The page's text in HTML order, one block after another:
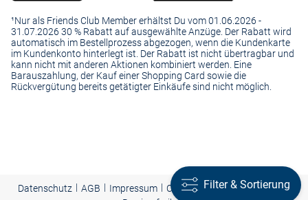
¹Nur als Friends Club Member erhältst Du vom 01.06.2026 -
31.07.2026 30 % Rabatt auf ausgewählte Anzüge. Der Rabatt wird
automatisch im Bestellprozess abgezogen, wenn die Kundenkarte
im Kundenkonto hinterlegt ist. Der Rabatt ist nicht übertragbar und
kann nicht mit anderen Aktionen kombiniert werden. Eine
Barauszahlung, der Kauf einer Shopping Card sowie die
Rückvergütung bereits getätigter Einkäufe sind nicht möglich.
Datenschutz | AGB | Impressum | Cookie-Einstellungen | Presse
Filter & Sortierung